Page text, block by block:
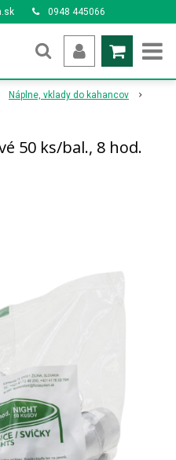
0948 445066
Náplne, vklady do kahancov
50 ks/bal., 8 hod.